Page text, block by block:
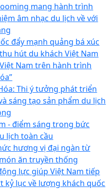
mang hành trình
âm nhạc du lịch về với
đẩy mạnh quảng bá xúc
hút du khách Việt Nam
Nam trên hành trình
Thi ý tưởng phát triển
sáng tạo sản phẩm du lịch
- điểm sáng trong bức
lịch toàn cầu
hương vị đại ngàn từ
ăn truyền thống
lực giúp Việt Nam tiếp
kỷ lục về lượng khách quốc